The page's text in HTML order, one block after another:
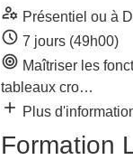
manage_accounts Présentiel ou à
schedule 7 jours (49h00)
target Maîtriser les
tableaux cro…
add Plus
Formation